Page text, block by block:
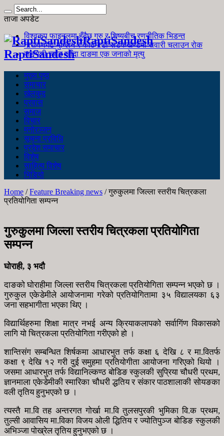
ताजा अपडेट
विश्वकप फाइनलमा हुँदैछ गुरु र शिष्यबीच रणनीतिक भिडन्त
नारायणगढ-मुग्लिन र काठमाडौं सडकखण्डमा सवारी चलाउन रोक
जङ्गली च्याउ खाँदा दाङमा एक जनाको मृत्यु
RaptiSandesh
RaptiSandesh
मुख्य पृष्ठ
समाचार
खेलकुद
प्रवास
समाज
विचार
मनोरञ्जन
सूचना प्रविधि
प्रदेश समाचार
विशेष
साहित्य विशेष
भिडियो
Home /Feature Breaking news /गुरुकुलमा जिल्ला स्तरीय चित्रकला
प्रतियोगिता सम्पन्न
गुरुकुलमा जिल्ला स्तरीय चित्रकला प्रतियोगिता
सम्पन्न
घोराही, ३ भदौ
दाङको घोराहीमा जिल्ला स्तरीय चित्रकला प्रतियोगिता सम्पन्न भएको छ ।
गुरुकुल एकेडेमीले आयोजनामा गरेको प्रतियोगितामा ३५ विद्यालयका ६३
जना सहभागीता भएका थिए ।
विद्यार्थिहरुमा शिक्षा मात्र नभई अन्य क्रियाकलापको सर्वागिंण विकासको
लागि यो चित्रकला प्रतियोगिता गरीएको हो ।
शान्तिसंग सम्बन्धित शिर्षकमा आधारभुत तर्फ कक्षा ६ देखि ८ र मा.वितर्फ
कक्षा ९ देखि १२ गरी दुई समुहमा प्रतियोगीता आयोजना गरिएको थियो ।
जसमा आधारभुत तर्फ विद्यानिल्कण्ठ बोडिङ स्कुलकी सुप्रिया चौधरी प्रथम,
ज्ञानमाला एकेडेमीकी स्मारिका चौधरी द्धतिय र संकार पाठशालाकी सोयङका
वली तृतिय हुनुभएको छ ।
त्यस्तै मा.वि तह अन्तरगत गोर्खा मा.वि तुलसपुरकी भुमिका वि.क प्रथम,
तुल्सी आवासिय मा.विका विजय ओली द्धितिय र ज्योतिपुञ्ज बोडिङ स्कुलकी
अभिञ्जा पोख्रेल तृतिय हुनुभएको छ ।